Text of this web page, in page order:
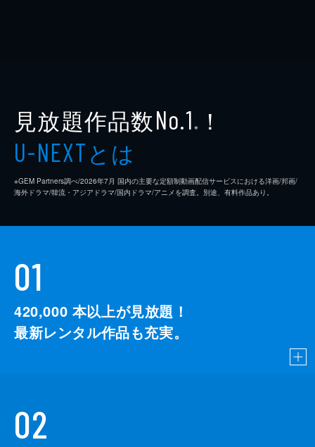
見放題作品数No.1 ※ ！
U-NEXTとは
※GEM Partners調べ/2026年7⽉ 国内の主要な定額制動画配信サービスにおける洋画/邦画/
海外ドラマ/韓流・アジアドラマ/国内ドラマ/アニメを調査。別途、有料作品あり。
01
420,000 本以上が見放題！
最新レンタル作品も充実。
02